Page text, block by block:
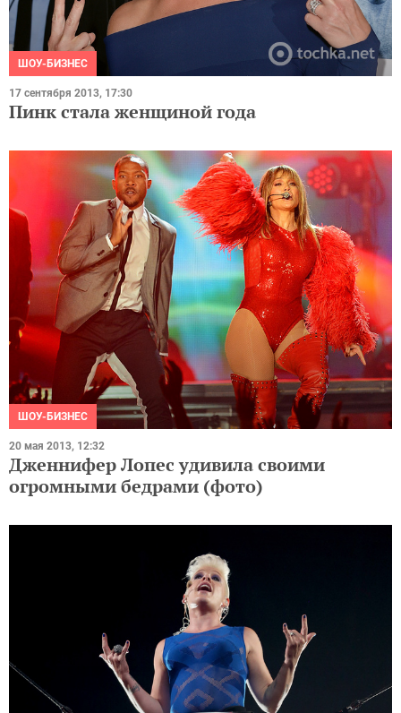
ШОУ-БИЗНЕС
17 сентября 2013, 17:30
Пинк стала женщиной года
ШОУ-БИЗНЕС
20 мая 2013, 12:32
Дженнифер Лопес удивила своими
огромными бедрами (фото)